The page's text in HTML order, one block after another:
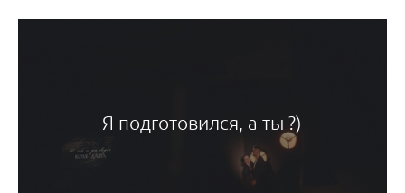
Я подготовился, а ты ?)